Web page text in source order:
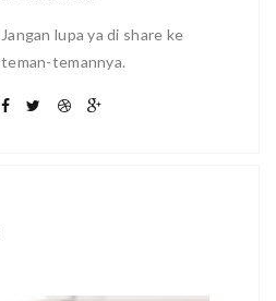
Jangan lupa ya di share ke
teman-temannya.